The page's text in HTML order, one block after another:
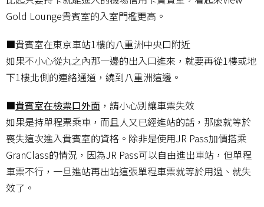
Gold Lounge貴賓室的入室門檻更高。
■貴賓室在東京車站1樓的八重洲中央口附近
如果不小心從丸之內那一邊的出入口進來，就要再從1樓或地
下1樓北側的連絡通道，繞到八重洲這邊。
■貴賓室在檢票口外面 ，請小心別讓車票失效
如果是持單程票乘車，而且人又已經進站的話，那麼就等於
喪失這次進入貴賓室的資格。除非是使用JR Pass加價搭乘
GranClass的情況，因為JR Pass可以自由進出車站，但單程
車票不行，一旦進站再出站這張單程車票就等於用過、就失
效了。